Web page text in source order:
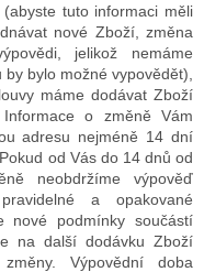
tuto informaci měli
nové Zboží, změna
jelikož nemáme
bylo možné vypovědět),
máme dodávat Zboží
o změně Vám
adresu nejméně 14 dní
od Vás do 14 dnů od
neobdržíme výpověď
a opakované
nové podmínky součástí
na další dodávku Zboží
Výpovědní doba